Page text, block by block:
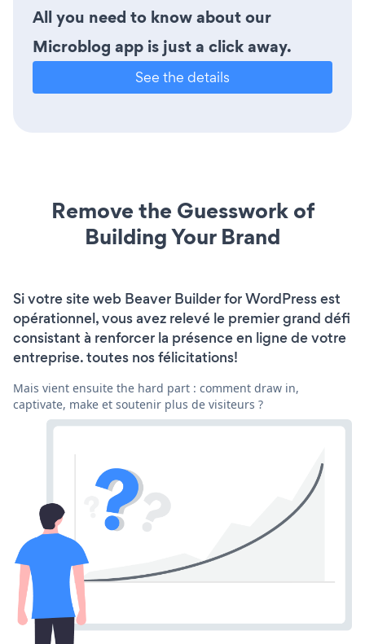
All you need to know about our
Microblog app is just a click away.
See the details
Remove the Guesswork of
Building Your Brand
Si votre site web Beaver Builder for WordPress est
opérationnel, vous avez relevé le premier grand défi
consistant à renforcer la présence en ligne de votre
entreprise. toutes nos félicitations!
Mais vient ensuite the hard part : comment draw in,
captivate, make et soutenir plus de visiteurs ?